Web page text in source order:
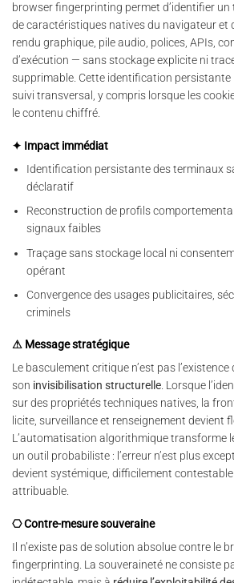
browser fingerprinting permet d’identifier
de caractéristiques natives du navigateur et
rendu graphique, pile audio, polices, APIs,
d’exécution — sans stockage explicite ni
supprimable. Cette identification persistante
suivi transversal, y compris lorsque les
le contenu chiffré.
✦ Impact immédiat
Identification persistante des terminaux
déclaratif
Reconstruction de profils
signaux faibles
Traçage sans stockage local ni
opérant
Convergence des usages publicitaires,
criminels
⚠ Message stratégique
Le basculement critique n’est pas
son invisibilisation structurelle. Lorsque
sur des propriétés techniques natives, la
licite, surveillance et renseignement devient
L’automatisation algorithmique transforme
un outil probabiliste : l’erreur n’est plus
devient systémique, difficilement
attribuable.
⎔ Contre-mesure souveraine
Il n’existe pas de solution absolue contre le
fingerprinting. La souveraineté ne consiste